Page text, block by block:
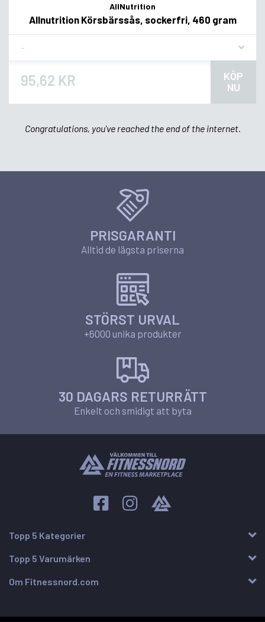
AllNutrition
Allnutrition Körsbärssås, sockerfri, 460 gram
95,62 KR
KÖP
NU
Congratulations, you've reached the end of the internet.
PRISGARANTI
Alltid de lägsta priserna
STÖRST URVAL
+6000 unika produkter
30 DAGARS RETURRÄTT
Enkelt och smidigt att byta
Topp 5 Kategorier
Topp 5 Varumärken
Om Fitnessnord.com